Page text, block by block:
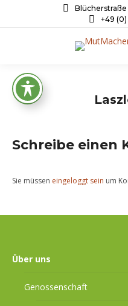
Blücherstraße
+49 (0)
Schreibe einen
Sie müssen eingeloggt sein um
Über uns
Genossenschaft